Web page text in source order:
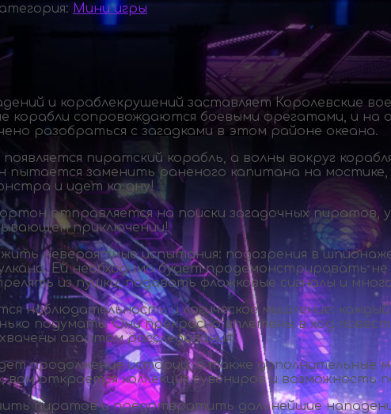
Мини игры
и кораблекрушений заставляет Королевские
корабли сопровождаются боевыми фрегатами, и
разобраться с загадками в этом районе океана.
пиратский корабль, а волны вокруг
заменить раненого капитана на
и идет ко дну!
отправляется на поиски загадочных
приключении!
невероятные испытания: подозрения в
Ей необходимо будет продемонстрировать
из пушки, подавать флажковые сигналы и
наблюдательность и логическое мышление:
подумать. Они прекрасно вплетены в ход
азартом расследования!
продолжение истории, а также дополнительные
вам откроется коллекция сувениров и возможность
пиратов и предотвратить дальнейшие